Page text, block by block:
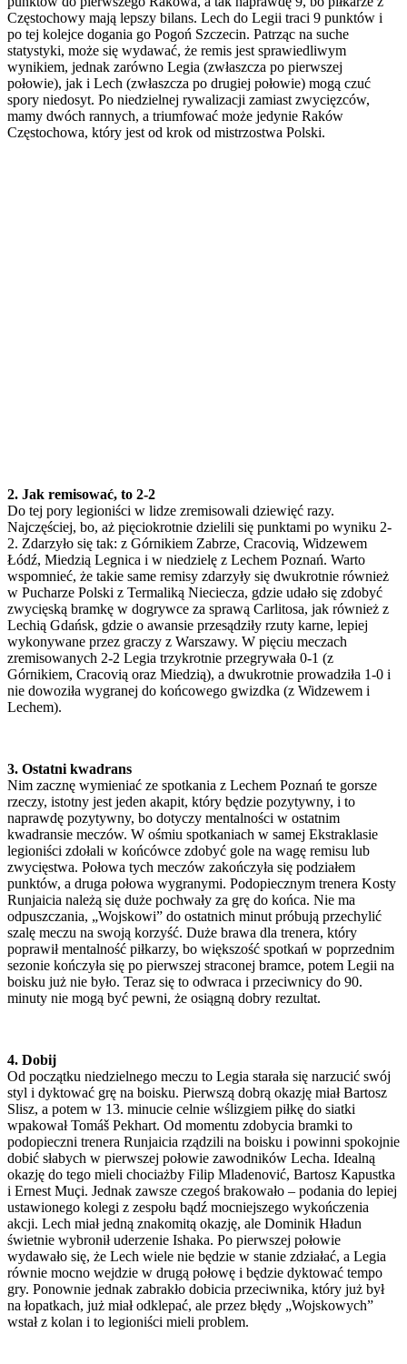
Częstochowy mają lepszy bilans. Lech do Legii traci 9 punktów i
po tej kolejce dogania go Pogoń Szczecin. Patrząc na suche
statystyki, może się wydawać, że remis jest sprawiedliwym
wynikiem, jednak zarówno Legia (zwłaszcza po pierwszej
połowie), jak i Lech (zwłaszcza po drugiej połowie) mogą czuć
spory niedosyt. Po niedzielnej rywalizacji zamiast zwycięzców,
mamy dwóch rannych, a triumfować może jedynie Raków
Częstochowa, który jest od krok od mistrzostwa Polski.
2. Jak remisować, to 2-2
Do tej pory legioniści w lidze zremisowali dziewięć razy.
Najczęściej, bo, aż pięciokrotnie dzielili się punktami po wyniku 2-
2. Zdarzyło się tak: z Górnikiem Zabrze, Cracovią, Widzewem
Łódź, Miedzią Legnica i w niedzielę z Lechem Poznań. Warto
wspomnieć, że takie same remisy zdarzyły się dwukrotnie również
w Pucharze Polski z Termaliką Nieciecza, gdzie udało się zdobyć
zwycięską bramkę w dogrywce za sprawą Carlitosa, jak również z
Lechią Gdańsk, gdzie o awansie przesądziły rzuty karne, lepiej
wykonywane przez graczy z Warszawy. W pięciu meczach
zremisowanych 2-2 Legia trzykrotnie przegrywała 0-1 (z
Górnikiem, Cracovią oraz Miedzią), a dwukrotnie prowadziła 1-0 i
nie dowoziła wygranej do końcowego gwizdka (z Widzewem i
Lechem).
3. Ostatni kwadrans
Nim zacznę wymieniać ze spotkania z Lechem Poznań te gorsze
rzeczy, istotny jest jeden akapit, który będzie pozytywny, i to
naprawdę pozytywny, bo dotyczy mentalności w ostatnim
kwadransie meczów. W ośmiu spotkaniach w samej Ekstraklasie
legioniści zdołali w końcówce zdobyć gole na wagę remisu lub
zwycięstwa. Połowa tych meczów zakończyła się podziałem
punktów, a druga połowa wygranymi. Podopiecznym trenera Kosty
Runjaicia należą się duże pochwały za grę do końca. Nie ma
odpuszczania, „Wojskowi” do ostatnich minut próbują przechylić
szalę meczu na swoją korzyść. Duże brawa dla trenera, który
poprawił mentalność piłkarzy, bo większość spotkań w poprzednim
sezonie kończyła się po pierwszej straconej bramce, potem Legii na
boisku już nie było. Teraz się to odwraca i przeciwnicy do 90.
minuty nie mogą być pewni, że osiągną dobry rezultat.
4. Dobij
Od początku niedzielnego meczu to Legia starała się narzucić swój
styl i dyktować grę na boisku. Pierwszą dobrą okazję miał Bartosz
Slisz, a potem w 13. minucie celnie wślizgiem piłkę do siatki
wpakował Tomáš Pekhart. Od momentu zdobycia bramki to
podopieczni trenera Runjaicia rządzili na boisku i powinni spokojnie
dobić słabych w pierwszej połowie zawodników Lecha. Idealną
okazję do tego mieli chociażby Filip Mladenović, Bartosz Kapustka
i Ernest Muçi. Jednak zawsze czegoś brakowało – podania do lepiej
ustawionego kolegi z zespołu bądź mocniejszego wykończenia
akcji. Lech miał jedną znakomitą okazję, ale Dominik Hładun
świetnie wybronił uderzenie Ishaka. Po pierwszej połowie
wydawało się, że Lech wiele nie będzie w stanie zdziałać, a Legia
równie mocno wejdzie w drugą połowę i będzie dyktować tempo
gry. Ponownie jednak zabrakło dobicia przeciwnika, który już był
na łopatkach, już miał odklepać, ale przez błędy „Wojskowych”
wstał z kolan i to legioniści mieli problem.